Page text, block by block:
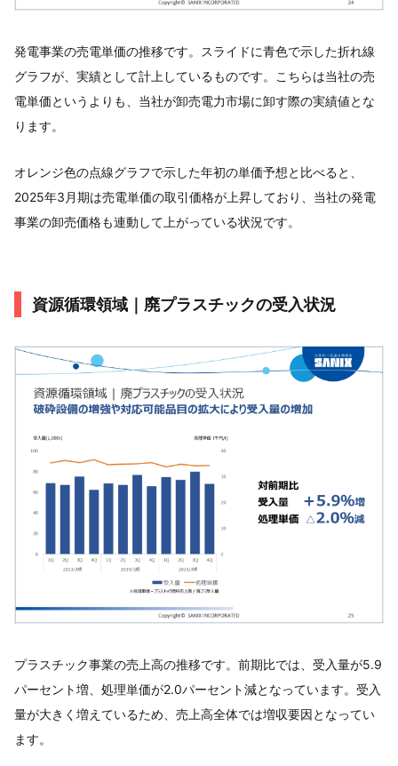
発電事業の売電単価の推移です。スライドに青色で示した折れ線
グラフが、実績として計上しているものです。こちらは当社の売
電単価というよりも、当社が卸売電力市場に卸す際の実績値とな
ります。
オレンジ色の点線グラフで示した年初の単価予想と比べると、
2025年3月期は売電単価の取引価格が上昇しており、当社の発電
事業の卸売価格も連動して上がっている状況です。
資源循環領域｜廃プラスチックの受入状況
プラスチック事業の売上高の推移です。前期比では、受入量が5.9
パーセント増、処理単価が2.0パーセント減となっています。受入
量が大きく増えているため、売上高全体では増収要因となってい
ます。